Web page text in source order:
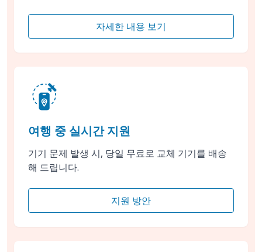
자세한 내용 보기
여행 중 실시간 지원
기기 문제 발생 시, 당일 무료로 교체 기기를 배송
해 드립니다.
지원 방안